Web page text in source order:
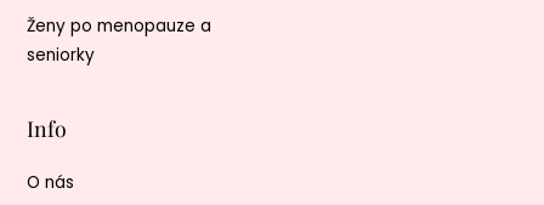
Ženy po menopauze a
seniorky
Info
O nás